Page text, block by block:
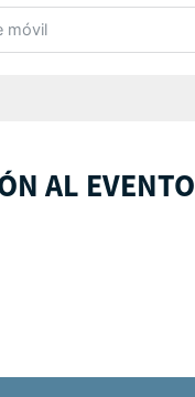
AL EVENTO